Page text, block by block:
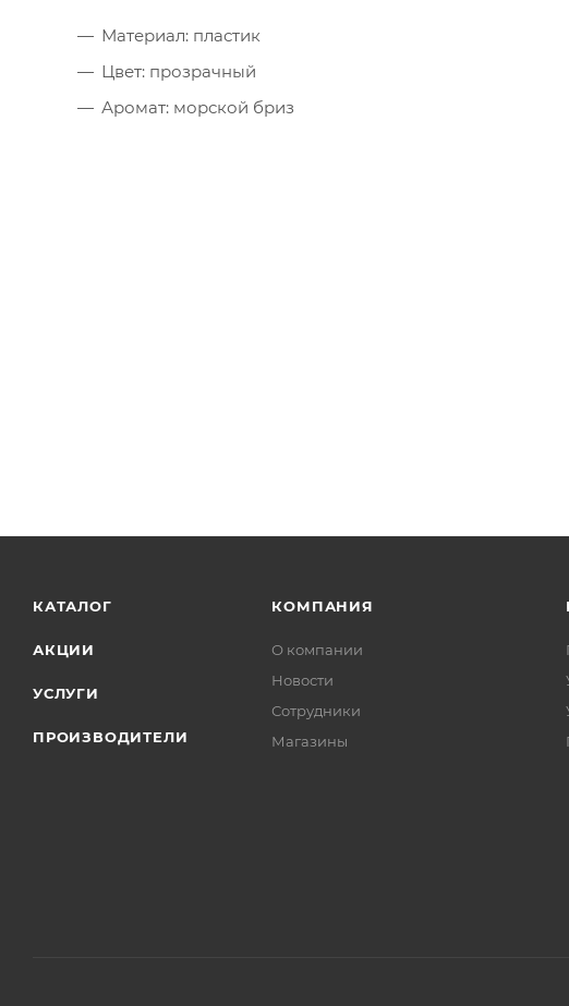
Материал: пластик
Цвет: прозрачный
Аромат: морской бриз
КАТАЛОГ
АКЦИИ
УСЛУГИ
ПРОИЗВОДИТЕЛИ
КОМПАНИЯ
О компании
Новости
Сотрудники
Магазины